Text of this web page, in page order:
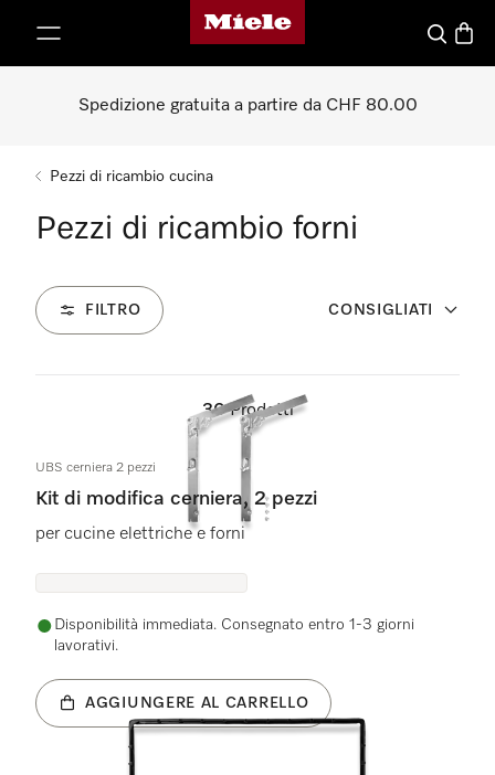
Homepage di Miele
Cerca
Spedizione gratuita a partire da CHF 80.00
Pezzi di ricambio cucina
Pezzi di ricambio forni
FILTRO CONSIGLIATI
30 Prodotti
UBS cerniera 2 pezzi
Kit di modifica cerniera, 2 pezzi
per cucine elettriche e forni
Disponibilità immediata. Consegnato entro 1-3 giorni
lavorativi.
AGGIUNGERE AL CARRELLO